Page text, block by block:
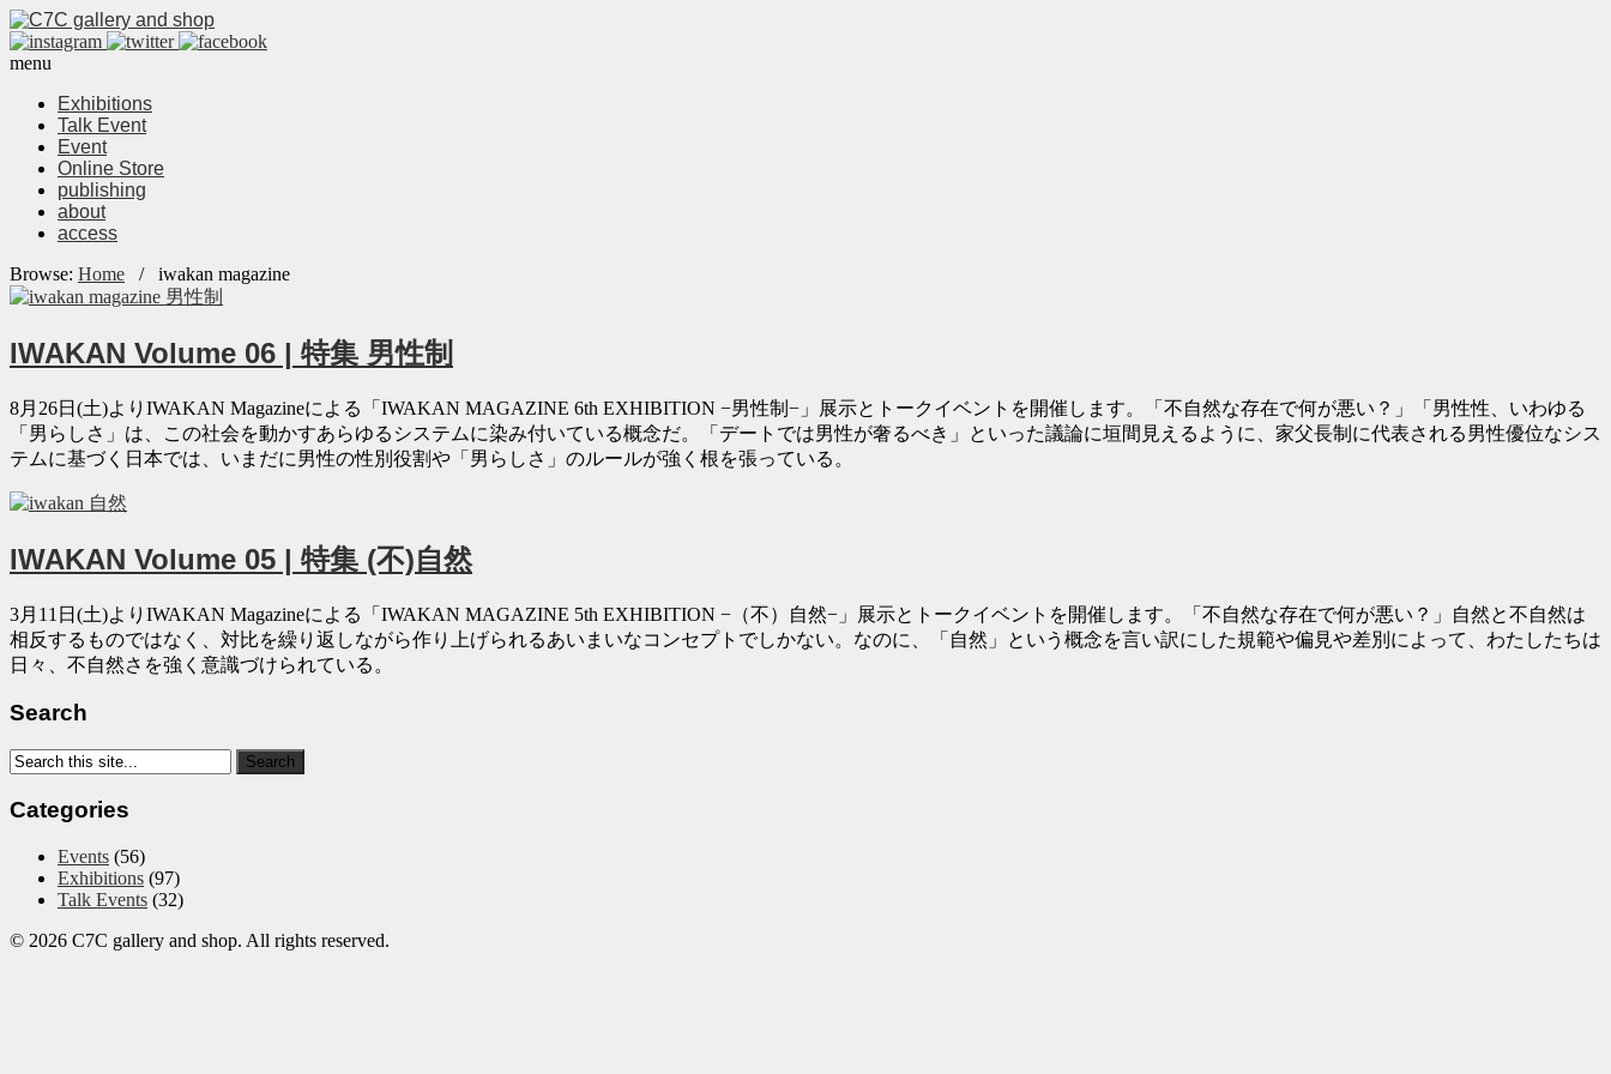
menu
Exhibitions
Talk Event
Event
Online Store
publishing
about
access
Browse: Home / iwakan magazine
IWAKAN Volume 06 | 特集 男性制
8月26日(土)よりIWAKAN Magazineによる「IWAKAN MAGAZINE 6th EXHIBITION −男性制−」展示とトークイベントを開催します。「不自然な存在で何が悪い？」「男性性、いわゆる
「男らしさ」は、この社会を動かすあらゆるシステムに染み付いている概念だ。「デートでは男性が奢るべき」といった議論に垣間見えるように、家父長制に代表される男性優位なシス
テムに基づく日本では、いまだに男性の性別役割や「男らしさ」のルールが強く根を張っている。
IWAKAN Volume 05 | 特集 (不)自然
3月11日(土)よりIWAKAN Magazineによる「IWAKAN MAGAZINE 5th EXHIBITION −（不）自然−」展示とトークイベントを開催します。「不自然な存在で何が悪い？」自然と不自然は
相反するものではなく、対比を繰り返しながら作り上げられるあいまいなコンセプトでしかない。なのに、「自然」という概念を言い訳にした規範や偏見や差別によって、わたしたちは
日々、不自然さを強く意識づけられている。
Search
Categories
Events (56)
Exhibitions (97)
Talk Events (32)
© 2026 C7C gallery and shop. All rights reserved.